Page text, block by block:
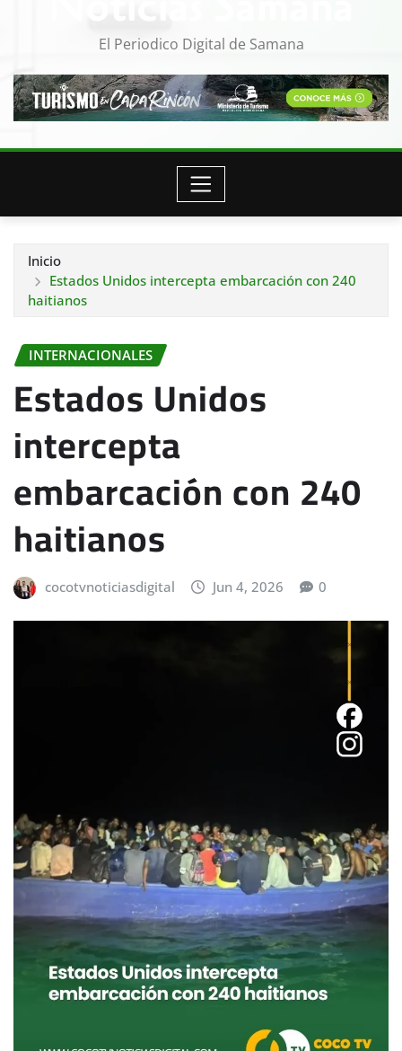
El Periodico Digital de Samana
Inicio
Estados Unidos intercepta embarcación con 240
haitianos
INTERNACIONALES
Estados Unidos
intercepta
embarcación con 240
haitianos
cocotvnoticiasdigital Jun 4, 2026 0